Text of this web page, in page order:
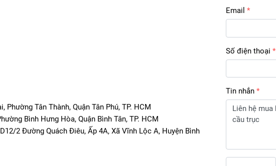
D12/2 Đường Quách Điêu, Ấp 4A, Xã Vĩnh Lộc A, Huyện Bình
Email
Số điện thoại
Tin nhắn